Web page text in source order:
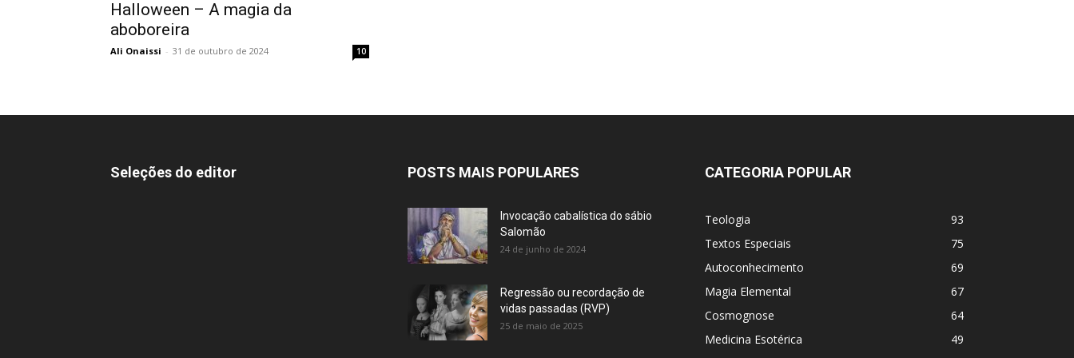
Halloween – A magia da
aboboreira
Ali Onaissi - 31 de outubro de 2024 10
Seleções do editor POSTS MAIS POPULARES
Invocação cabalística do sábio
Salomão
24 de junho de 2024
Regressão ou recordação de
vidas passadas (RVP)
25 de maio de 2025
CATEGORIA POPULAR
Teologia
93
Textos Especiais
75
Autoconhecimento
69
Magia Elemental
67
Cosmognose
64
Medicina Esotérica
49